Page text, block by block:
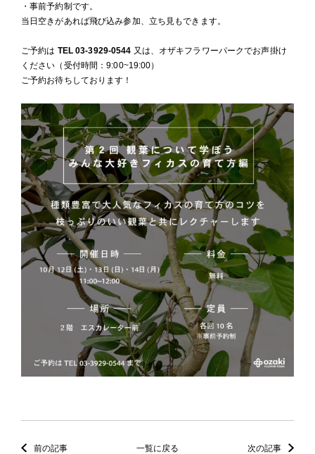
・事前予約制です。
当日空きがあれば飛び込み参加、立ち見もできます。
ご予約は TEL 03-3929-0544 又は、オザキフラワーパークでお声掛け
ください（受付時間：9:00~19:00）
ご予約お待ちしております！
前の記事 一覧に戻る 次の記事